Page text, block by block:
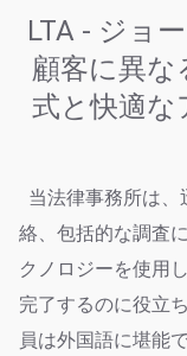
LTA - ジョ
顧客に異
式と快適な
当法律事務所は、
絡、包括的な調査
クノロジーを使用
完了するのに役立
員は外国語に堪能